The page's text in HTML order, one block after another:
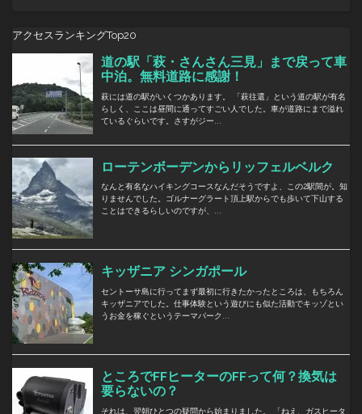
アクセスランキングTop20